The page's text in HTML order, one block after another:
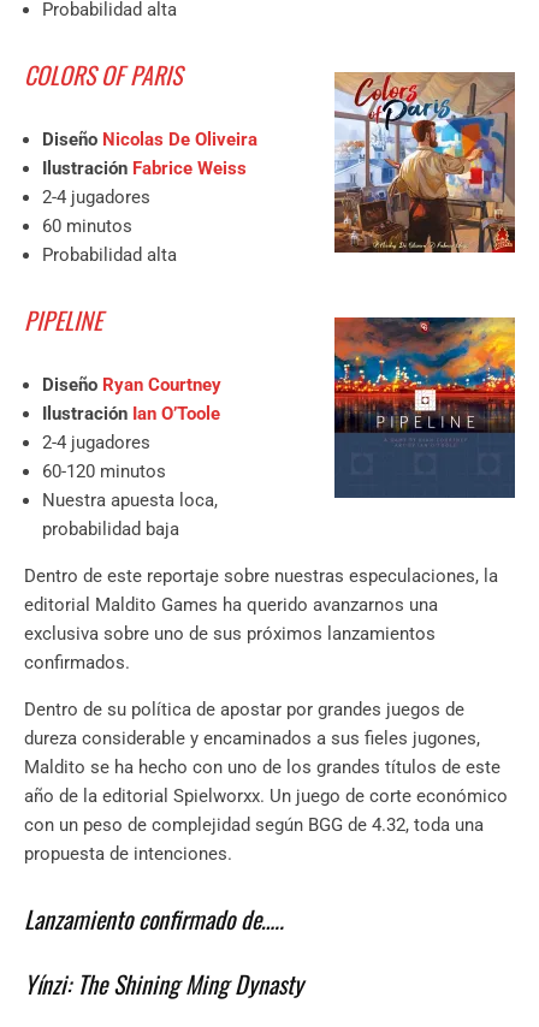
Probabilidad alta
COLORS OF PARIS
Diseño Nicolas De Oliveira
Ilustración Fabrice Weiss
2-4 jugadores
60 minutos
Probabilidad alta
PIPELINE
Diseño Ryan Courtney
Ilustración Ian O’Toole
2-4 jugadores
60-120 minutos
Nuestra apuesta loca,
probabilidad baja
Dentro de este reportaje sobre nuestras especulaciones, la
editorial Maldito Games ha querido avanzarnos una
exclusiva sobre uno de sus próximos lanzamientos
confirmados.
Dentro de su política de apostar por grandes juegos de
dureza considerable y encaminados a sus fieles jugones,
Maldito se ha hecho con uno de los grandes títulos de este
año de la editorial Spielworxx. Un juego de corte económico
con un peso de complejidad según BGG de 4.32, toda una
propuesta de intenciones.
Lanzamiento confirmado de…..
Yínzi: The Shining Ming Dynasty